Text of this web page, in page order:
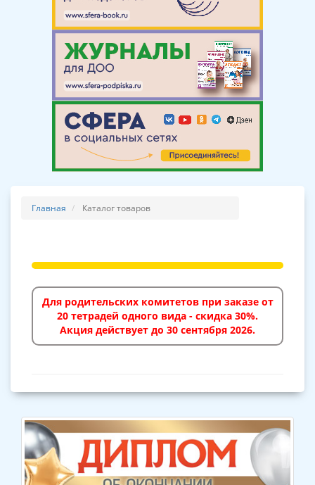
Главная Каталог товаров
Для родительских комитетов при заказе от
20 тетрадей одного вида - скидка 30%.
Акция действует до 30 сентября 2026.